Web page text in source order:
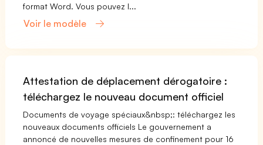
format Word. Vous pouvez l...
Voir le modèle
Attestation de déplacement dérogatoire :
téléchargez le nouveau document officiel
Documents de voyage spéciaux&nbsp;: téléchargez les
nouveaux documents officiels Le gouvernement a
annoncé de nouvelles mesures de confinement pour 16